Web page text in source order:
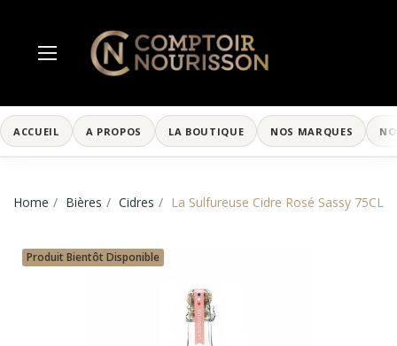
ACCUEIL A PROPOS LA BOUTIQUE NOS MARQUES
Home Bières Cidres La Sulfureuse Cidre Rosé Sassy 75CL
Produit Bientôt Disponible